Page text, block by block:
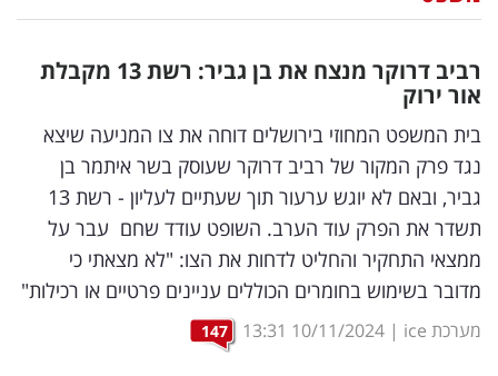
דיגיטל
וטק
שיווק
ופרסום
משפט
מדדים
רביב דרוקר מנצח את בן גביר: רשת 13 מקבלת
אור ירוק
בית המשפט המחוזי בירושלים דוחה את צו המניעה שיצא
נגד פרק המקור של רביב דרוקר שעוסק בשר איתמר בן
גביר, ובאם לא יוגש ערעור תוך שעתיים לעליון - רשת 13
תשדר את הפרק עוד הערב. השופט עודד שחם עבר על
ממצאי התחקיר והחליט לדחות את הצו: "לא מצאתי כי
מדובר בשימוש בחומרים הכוללים עניינים פרטיים או רכילות"
מערכת ice |
10/11/2024
13:31
147